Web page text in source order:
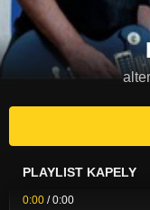
PLAYLIST KAPELY
0:00 /0:00